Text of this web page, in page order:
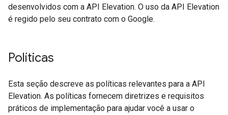
desenvolvidos com a API Elevation. O uso da API Elevation
é regido pelo seu contrato com o Google.
Políticas
Esta seção descreve as políticas relevantes para a API
Elevation. As políticas fornecem diretrizes e requisitos
práticos de implementação para ajudar você a usar o